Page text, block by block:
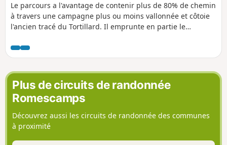
Le parcours a l'avantage de contenir plus de 80% de chemin
à travers une campagne plus ou moins vallonnée et côtoie
l'ancien tracé du Tortillard. Il emprunte en partie le
Plus de circuits de randonnée
Romescamps
Découvrez aussi les circuits de randonnée des communes
à proximité